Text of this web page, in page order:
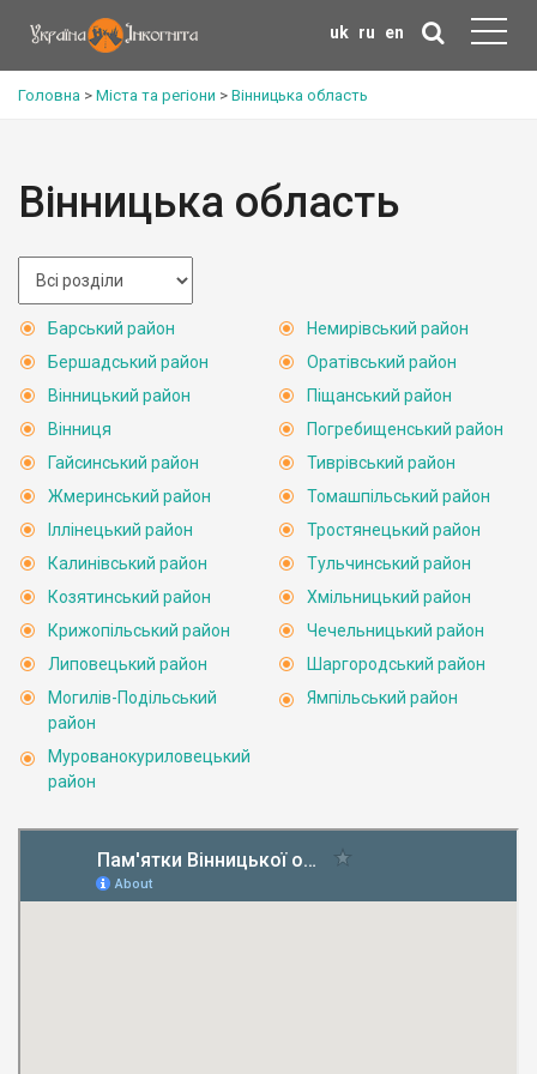
uk ru en
Головна > Міста та регіони > Вінницька область
Вінницька область
Барський район
Бершадський район
Вінницький район
Вінниця
Гайсинський район
Жмеринський район
Іллінецький район
Калинівський район
Козятинський район
Крижопільський район
Липовецький район
Могилів-Подільський
район
Мурованокуриловецький
район
Немирівський район
Оратівський район
Піщанський район
Погребищенський район
Тиврівський район
Томашпільський район
Тростянецький район
Тульчинський район
Хмільницький район
Чечельницький район
Шаргородський район
Ямпільський район